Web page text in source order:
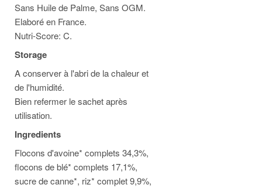
Sans Huile de Palme, Sans OGM.
Elaboré en France.
Nutri-Score: C.
Storage
A conserver à l'abri de la chaleur et
de l'humidité.
Bien refermer le sachet après
utilisation.
Ingredients
Flocons d'avoine* complets 34,3%,
flocons de blé* complets 17,1%,
sucre de canne*, riz* complet 9,9%,